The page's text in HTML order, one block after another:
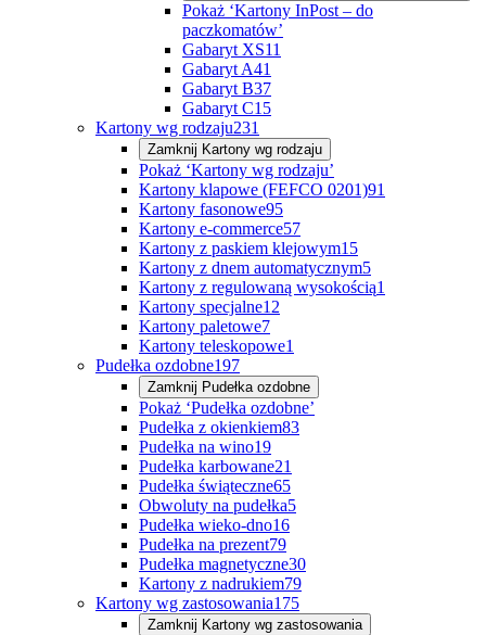
Pokaż ‘Kartony InPost – do
paczkomatów’
Gabaryt XS11
Gabaryt A41
Gabaryt B37
Gabaryt C15
Kartony wg rodzaju231
Zamknij Kartony wg rodzaju
Pokaż ‘Kartony wg rodzaju’
Kartony klapowe (FEFCO 0201)91
Kartony fasonowe95
Kartony e-commerce57
Kartony z paskiem klejowym15
Kartony z dnem automatycznym5
Kartony z regulowaną wysokością1
Kartony specjalne12
Kartony paletowe7
Kartony teleskopowe1
Pudełka ozdobne197
Zamknij Pudełka ozdobne
Pokaż ‘Pudełka ozdobne’
Pudełka z okienkiem83
Pudełka na wino19
Pudełka karbowane21
Pudełka świąteczne65
Obwoluty na pudełka5
Pudełka wieko-dno16
Pudełka na prezent79
Pudełka magnetyczne30
Kartony z nadrukiem79
Kartony wg zastosowania175
Zamknij Kartony wg zastosowania